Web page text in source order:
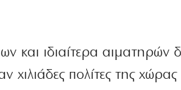
και ιδιαίτερα
πολίτες της